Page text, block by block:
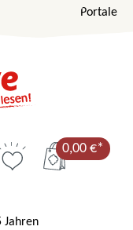
Portale
0,00 €*
Jahren